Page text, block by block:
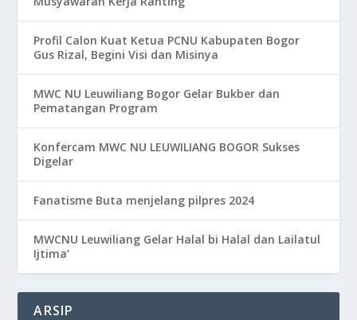
Profil Calon Kuat Ketua PCNU Kabupaten Bogor
Gus Rizal, Begini Visi dan Misinya
MWC NU Leuwiliang Bogor Gelar Bukber dan
Pematangan Program
Konfercam MWC NU LEUWILIANG BOGOR Sukses
Digelar
Fanatisme Buta menjelang pilpres 2024
MWCNU Leuwiliang Gelar Halal bi Halal dan Lailatul
Ijtima’
ARSIP